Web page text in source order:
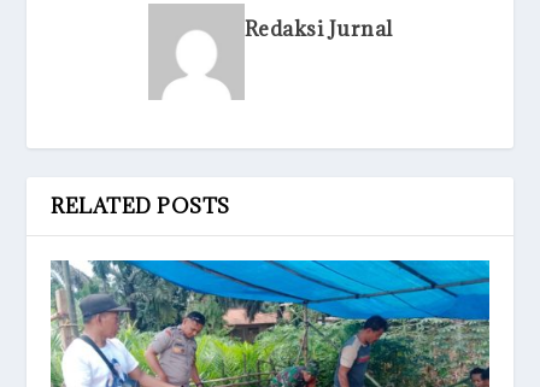
Redaksi Jurnal
RELATED POSTS